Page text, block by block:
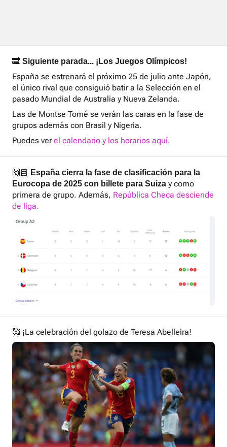
🔜 Siguiente parada... ¡Los Juegos Olímpicos!
España se estrenará el próximo 25 de julio ante Japón,
el único rival que consiguió batir a la Selección en el
pasado Mundial de Australia y Nueva Zelanda.
Las de Montse Tomé se verán las caras en la fase de
grupos además con Brasil y Nigeria.
Puedes verel calendario y los horarios aquí.
🙌🏽 España cierra la fase de clasificación para la
Eurocopa de 2025 con billete para Suiza y como
primera de grupo. Además, República Checa desciende
de liga.
🥰 ¡La celebración del golazo de Teresa Abelleira!